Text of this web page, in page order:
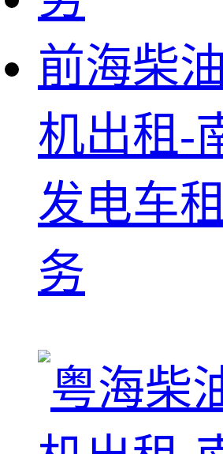
前海柴
机出租-
发电车
务